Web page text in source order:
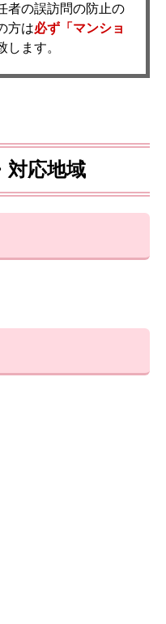
者の誤訪問の防止の
方は必ず「マンショ
します。
対応地域